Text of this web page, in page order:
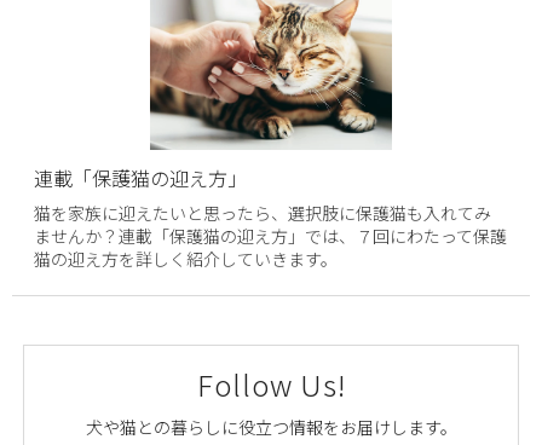
連載「保護猫の迎え方」
猫を家族に迎えたいと思ったら、選択肢に保護猫も入れてみ
ませんか？連載「保護猫の迎え方」では、７回にわたって保護
猫の迎え方を詳しく紹介していきます。
Follow Us!
犬や猫との暮らしに役立つ情報をお届けします。